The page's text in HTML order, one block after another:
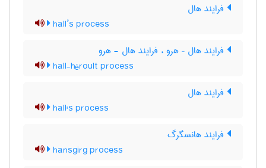
فرایند هال
hall’s process
فرایند هال – هرو ، فرایند هال - هرو
hall-héroult process
فرایند هال
hall's process
فرایند هانسگرگ
hansgirg process